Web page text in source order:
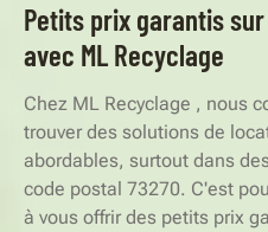
Petits prix garantis
avec ML Recyclage
Chez ML Recyclage , nous
trouver des solutions de
abordables, surtout dans
code postal 73270. C'est
à vous offrir des petits prix